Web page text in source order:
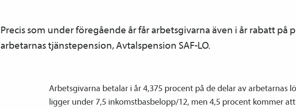
Precis som under föregående år får arbetsgivarna även i år rabatt på
arbetarnas tjänste­pension, Avtals­pension SAF-LO.
Arbetsgivarna betalar i år 4,375 procent på de delar av arbetarnas
ligger under 7,5 inkomstbasbelopp/12, men 4,5 procent kommer